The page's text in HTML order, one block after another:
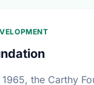
the Carthy